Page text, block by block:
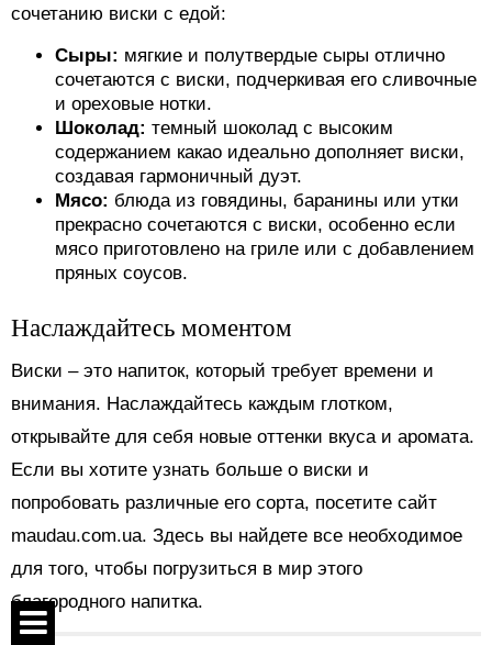
сочетанию виски с едой:
Сыры: мягкие и полутвердые сыры отлично
сочетаются с виски, подчеркивая его сливочные
и ореховые нотки.
Шоколад: темный шоколад с высоким
содержанием какао идеально дополняет виски,
создавая гармоничный дуэт.
Мясо: блюда из говядины, баранины или утки
прекрасно сочетаются с виски, особенно если
мясо приготовлено на гриле или с добавлением
пряных соусов.
Наслаждайтесь моментом
Виски – это напиток, который требует времени и
внимания. Наслаждайтесь каждым глотком,
открывайте для себя новые оттенки вкуса и аромата.
Если вы хотите узнать больше о виски и
попробовать различные его сорта, посетите сайт
maudau.com.ua. Здесь вы найдете все необходимое
для того, чтобы погрузиться в мир этого
благородного напитка.